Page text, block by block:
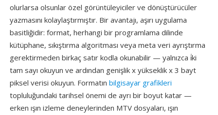
olurlarsa olsunlar özel görüntüleyiciler ve dönüştürücüler
yazmasını kolaylaştırmıştır. Bir avantajı, aşırı uygulama
basitliğidir: format, herhangi bir programlama dilinde
kütüphane, sıkıştırma algoritması veya meta veri ayrıştırma
gerektirmeden birkaç satır kodla okunabilir — yalnızca i̇ki
tam sayı okuyun ve ardından genişlik x yükseklik x 3 bayt
piksel verisi okuyun. Formatın bilgisayar grafikleri
topluluğundaki tarihsel önemi de ayrı bir boyut katar —
erken ışın izleme deneylerinden MTV dosyaları, ışın